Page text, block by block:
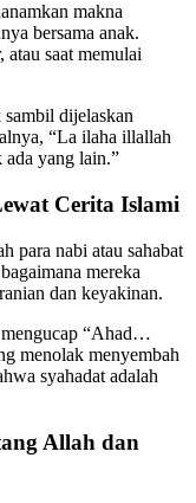
makna
bersama anak.
atau saat memulai
sambil dijelaskan
“La ilaha illallah
yang lain.”
Cerita Islami
para nabi atau sahabat
mereka
dan keyakinan.
“Ahad…
menolak menyembah
syahadat adalah
Allah dan